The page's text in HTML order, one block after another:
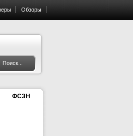
Обзоры
ФСЗН